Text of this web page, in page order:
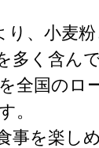
り、小麦
多く含ん
全国のロ
。
事を楽し